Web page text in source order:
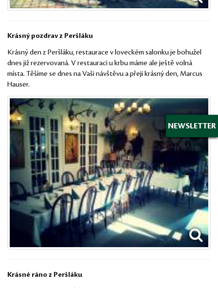
Krásný pozdrav z Peršláku
Krásný den z Peršláku, restaurace v loveckém salonku je bohužel
dnes již rezervovaná. V restauraci u krbu máme ale ještě volná
místa. Těšíme se dnes na Vaši návštěvu a přeji krásný den, Marcus
Hauser.
Krásné ráno z Peršláku
NEWSLETTER